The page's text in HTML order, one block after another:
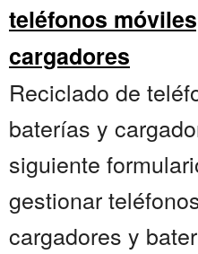
teléfonos
cargadores
Reciclado de
baterías y
siguiente
gestionar
cargadores y